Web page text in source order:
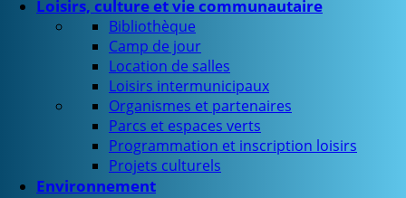
Loisirs, culture et vie communautaire
Bibliothèque
Camp de jour
Location de salles
Loisirs intermunicipaux
Organismes et partenaires
Parcs et espaces verts
Programmation et inscription loisirs
Projets culturels
Environnement